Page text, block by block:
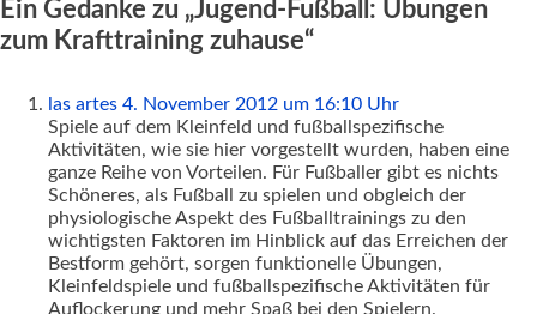
Ein Gedanke zu „Jugend-Fußball: Übungen
zum Krafttraining zuhause“
las artes 4. November 2012 um 16:10 Uhr
Spiele auf dem Kleinfeld und fußballspezifische
Aktivitäten, wie sie hier vorgestellt wurden, haben eine
ganze Reihe von Vorteilen. Für Fußballer gibt es nichts
Schöneres, als Fußball zu spielen und obgleich der
physiologische Aspekt des Fußballtrainings zu den
wichtigsten Faktoren im Hinblick auf das Erreichen der
Bestform gehört, sorgen funktionelle Übungen,
Kleinfeldspiele und fußballspezifische Aktivitäten für
Auflockerung und mehr Spaß bei den Spielern.